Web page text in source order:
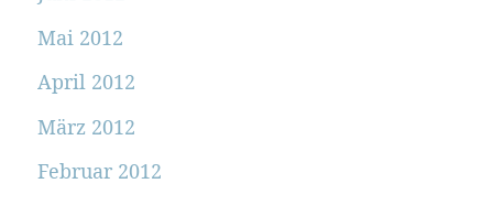
Mai 2012
April 2012
März 2012
Februar 2012